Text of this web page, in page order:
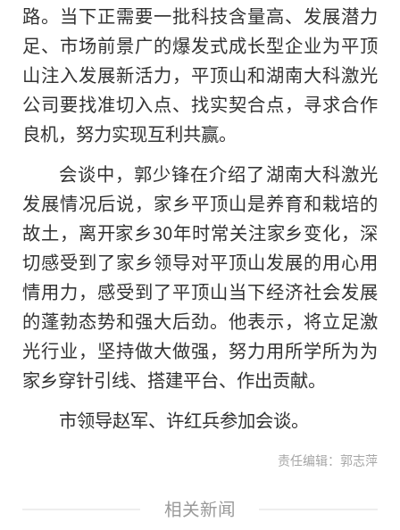
路。当下正需要一批科技含量高、发展潜力
足、市场前景广的爆发式成长型企业为平顶
山注入发展新活力，平顶山和湖南大科激光
公司要找准切入点、找实契合点，寻求合作
良机，努力实现互利共赢。
会谈中，郭少锋在介绍了湖南大科激光
发展情况后说，家乡平顶山是养育和栽培的
故土，离开家乡30年时常关注家乡变化，深
切感受到了家乡领导对平顶山发展的用心用
情用力，感受到了平顶山当下经济社会发展
的蓬勃态势和强大后劲。他表示，将立足激
光行业，坚持做大做强，努力用所学所为为
家乡穿针引线、搭建平台、作出贡献。
市领导赵军、许红兵参加会谈。
责任编辑：郭志萍
相关新闻